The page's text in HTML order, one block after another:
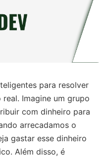
para resolver
Imagine um grupo
com dinheiro para
arrecadamos o
gastar esse dinheiro
Além disso, é